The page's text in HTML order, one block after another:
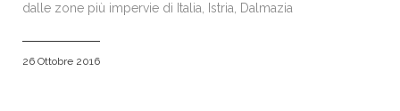
dalle zone più impervie di Italia, Istria, Dalmazia
26 Ottobre 2016